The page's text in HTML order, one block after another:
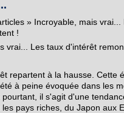
» Incroyable, mais vrai...
!
vrai... Les taux d'intérêt
repartent à la hausse. Cette
à peine évoquée dans les
il s'agit d'une
pays riches, du Japon aux